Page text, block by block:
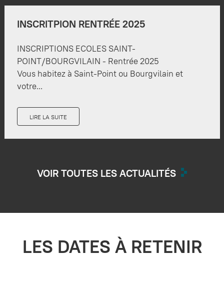
INSCRITPION RENTRÉE 2025
INSCRIPTIONS ECOLES SAINT-
POINT/BOURGVILAIN - Rentrée 2025
Vous habitez à Saint-Point ou Bourgvilain et
votre...
LIRE LA SUITE
VOIR TOUTES LES ACTUALITÉS
LES DATES À RETENIR